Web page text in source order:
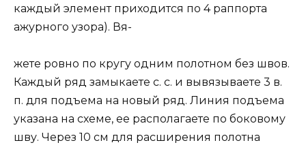
каждый элемент приходится по 4 раппорта
ажурного узора). Вя-
жете ровно по кругу одним полотном без швов.
Каждый ряд замыкаете с. с. и вывязываете 3 в.
п. для подъема на новый ряд. Линия подъема
указана на схеме, ее располагаете по боковому
шву. Через 10 см для расширения полотна